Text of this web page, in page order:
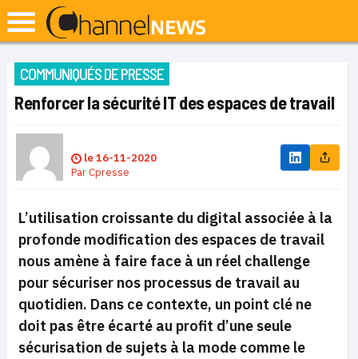
COMMUNIQUÉS DE PRESSE
Renforcer la sécurité IT des espaces de travail
le16-11-2020
ParCpresse
L’utilisation croissante du digital associée à la
profonde modification des espaces de travail
nous amène à faire face à un réel challenge
pour sécuriser nos processus de travail au
quotidien. Dans ce contexte, un point clé ne
doit pas être écarté au profit d’une seule
sécurisation de sujets à la mode comme le